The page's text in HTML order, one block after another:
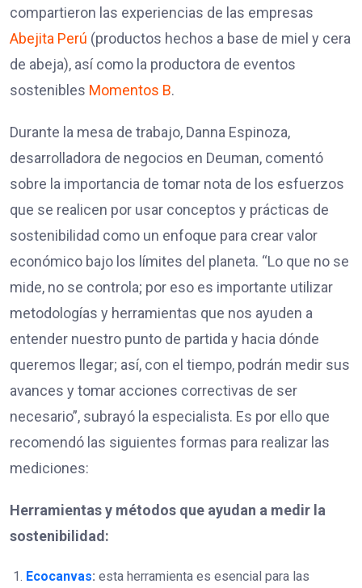
compartieron las experiencias de las empresas
Abejita Perú (productos hechos a base de miel y cera
de abeja), así como la productora de eventos
sostenibles Momentos B.
Durante la mesa de trabajo, Danna Espinoza,
desarrolladora de negocios en Deuman, comentó
sobre la importancia de tomar nota de los esfuerzos
que se realicen por usar conceptos y prácticas de
sostenibilidad como un enfoque para crear valor
económico bajo los límites del planeta. “Lo que no se
mide, no se controla; por eso es importante utilizar
metodologías y herramientas que nos ayuden a
entender nuestro punto de partida y hacia dónde
queremos llegar; así, con el tiempo, podrán medir sus
avances y tomar acciones correctivas de ser
necesario”, subrayó la especialista. Es por ello que
recomendó las siguientes formas para realizar las
mediciones:
Herramientas y métodos que ayudan a medir la
sostenibilidad:
Ecocanvas: esta herramienta es esencial para las